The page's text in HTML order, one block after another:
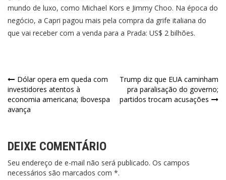
mundo de luxo, como Michael Kors e Jimmy Choo. Na época do
negócio, a Capri pagou mais pela compra da grife italiana do
que vai receber com a venda para a Prada: US$ 2 bilhões.
Navegação
de
Post
Dólar opera em queda com
investidores atentos à
economia americana; Ibovespa
avança
Trump diz que EUA caminham
pra paralisação do governo;
partidos trocam acusações
DEIXE COMENTÁRIO
Seu endereço de e-mail não será publicado. Os campos
necessários são marcados com *.